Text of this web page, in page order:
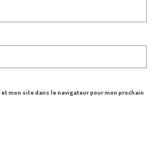
mon site dans le navigateur pour mon prochain